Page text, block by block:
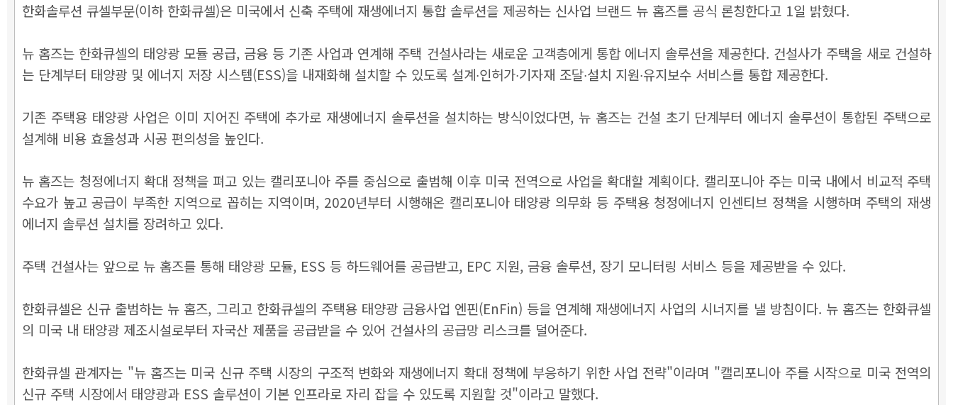
한화솔루션 큐셀부문(이하 한화큐셀)은 미국에서 신축 주택에 재생에너지 통합 솔루션을 제공하는 신사업 브랜드 뉴 홈즈를 공식 론칭한다고 1일 밝혔다.
뉴 홈즈는 한화큐셀의 태양광 모듈 공급, 금융 등 기존 사업과 연계해 주택 건설사라는 새로운 고객층에게 통합 에너지 솔루션을 제공한다. 건설사가 주택을 새로 건설하
는 단계부터 태양광 및 에너지 저장 시스템(ESS)을 내재화해 설치할 수 있도록 설계∙인허가∙기자재 조달∙설치 지원∙유지보수 서비스를 통합 제공한다.
기존 주택용 태양광 사업은 이미 지어진 주택에 추가로 재생에너지 솔루션을 설치하는 방식이었다면, 뉴 홈즈는 건설 초기 단계부터 에너지 솔루션이 통합된 주택으로
설계해 비용 효율성과 시공 편의성을 높인다.
뉴 홈즈는 청정에너지 확대 정책을 펴고 있는 캘리포니아 주를 중심으로 출범해 이후 미국 전역으로 사업을 확대할 계획이다. 캘리포니아 주는 미국 내에서 비교적 주택
수요가 높고 공급이 부족한 지역으로 꼽히는 지역이며, 2020년부터 시행해온 캘리포니아 태양광 의무화 등 주택용 청정에너지 인센티브 정책을 시행하며 주택의 재생
에너지 솔루션 설치를 장려하고 있다.
주택 건설사는 앞으로 뉴 홈즈를 통해 태양광 모듈, ESS 등 하드웨어를 공급받고, EPC 지원, 금융 솔루션, 장기 모니터링 서비스 등을 제공받을 수 있다.
한화큐셀은 신규 출범하는 뉴 홈즈, 그리고 한화큐셀의 주택용 태양광 금융사업 엔핀(EnFin) 등을 연계해 재생에너지 사업의 시너지를 낼 방침이다. 뉴 홈즈는 한화큐셀
의 미국 내 태양광 제조시설로부터 자국산 제품을 공급받을 수 있어 건설사의 공급망 리스크를 덜어준다.
한화큐셀 관계자는 "뉴 홈즈는 미국 신규 주택 시장의 구조적 변화와 재생에너지 확대 정책에 부응하기 위한 사업 전략"이라며 "캘리포니아 주를 시작으로 미국 전역의
신규 주택 시장에서 태양광과 ESS 솔루션이 기본 인프라로 자리 잡을 수 있도록 지원할 것"이라고 말했다.